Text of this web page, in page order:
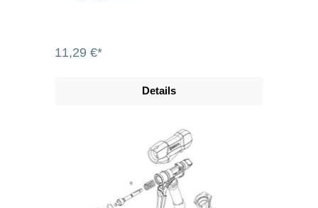
11,29 €*
Details